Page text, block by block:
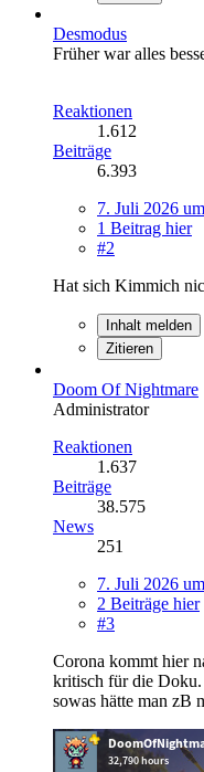
Desmodus
Früher war alles
Reaktionen
1.612
Beiträge
6.393
7. Juli 2026
1 Beitrag hier
#2
Hat sich Kimmich
Inhalt melden
Zitieren
Doom Of Nightmare
Administrator
Reaktionen
1.637
Beiträge
38.575
News
251
7. Juli 2026
2 Beiträge hier
#3
Corona kommt hier
kritisch für die
sowas hätte man zB